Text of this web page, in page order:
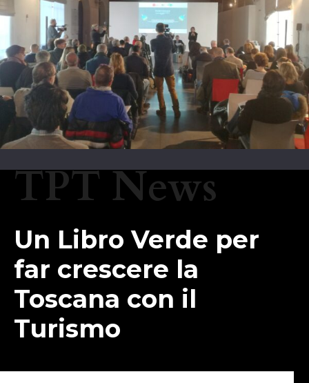
TPT News
Un Libro Verde per
far crescere la
Toscana con il
Turismo